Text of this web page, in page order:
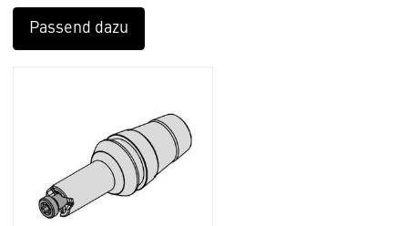
Passend dazu